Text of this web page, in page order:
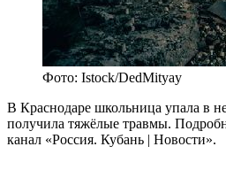
Фото: Istock/DedMityay
В Краснодаре школьница упала в
получила тяжёлые травмы.
канал «Россия. Кубань | Новости».